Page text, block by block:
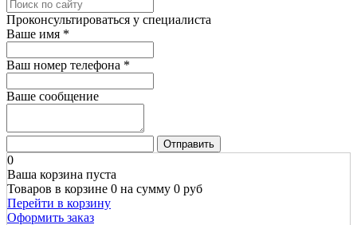
Проконсультироваться у специалиста
Ваше имя *
Ваш номер телефона *
Ваше сообщение
Отправить
0
Ваша корзина пуста
Товаров в корзине 0 на сумму 0 руб
Перейти в корзину
Оформить заказ